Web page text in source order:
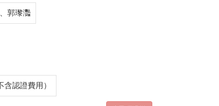
郭瓈灩
認證費用）